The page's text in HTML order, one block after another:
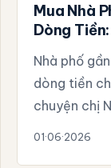
Mua Nhà
Dòng
Nhà phố
dòng tiền
chuyện chị
01·06·2026